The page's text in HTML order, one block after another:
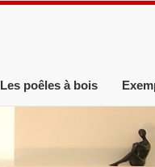
Les poêles à bois